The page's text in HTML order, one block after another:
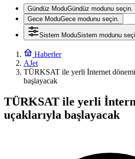
Gündüz ModuGündüz modunu seçin.
Gece ModuGece modunu seçin.
Sistem ModuSistem modunu
Haberler
AJet
TÜRKSAT ile yerli İnternet
başlayacak
TÜRKSAT ile yerli
uçaklarıyla başlayacak